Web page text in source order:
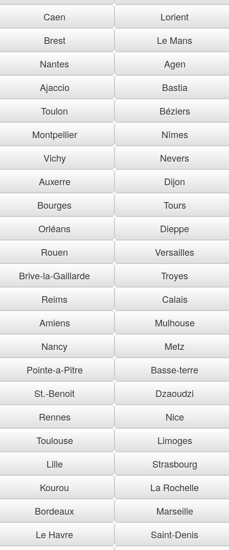
Caen
Lorient
Brest
Le Mans
Nantes
Agen
Ajaccio
Bastia
Toulon
Béziers
Montpellier
Nîmes
Vichy
Nevers
Auxerre
Dijon
Bourges
Tours
Orléans
Dieppe
Rouen
Versailles
Brive-la-Gaillarde
Troyes
Reims
Calais
Amiens
Mulhouse
Nancy
Metz
Pointe-a-Pitre
Basse-terre
St.-Benoit
Dzaoudzi
Rennes
Nice
Toulouse
Limoges
Lille
Strasbourg
Kourou
La Rochelle
Bordeaux
Marseille
Le Havre
Saint-Denis